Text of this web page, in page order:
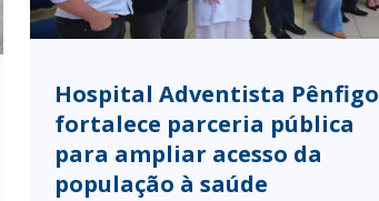
Hospital Adventista Pênfigo
fortalece parceria pública
para ampliar acesso da
população à saúde